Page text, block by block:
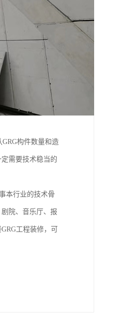
构件数量和造
需要技术稳当的
本行业的技术骨
院、音乐厅、报
工程装修，可